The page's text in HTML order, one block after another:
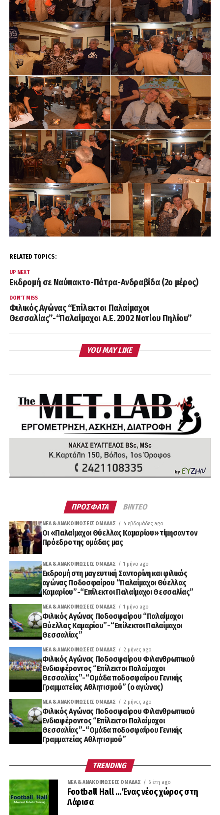
RELATED TOPICS:
UP NEXT
Εκδρομή σε Ναύπακτο-Πάτρα-Ανδραβίδα (2ο μέρος)
DON'T MISS
Φιλικός Αγώνας “Επίλεκτοι Παλαίμαχοι
Θεσσαλίας”-“Παλαίμαχοι Α.Ε. 2002 Νοτίου Πηλίου”
YOU MAY LIKE
ΠΡΟΣΦΑΤΑ ΒΙΝΤΕΟ
ΝΈΑ & ΑΝΑΚΟΙΝΏΣΕΙΣ ΟΜΆΔΑΣ 4 εβδομάδες ago
Οι «Παλαίμαχοι Θύελλας Καμαρίου» τίμησαν τον
Πρόεδρο της ομάδας μας
ΝΈΑ & ΑΝΑΚΟΙΝΏΣΕΙΣ ΟΜΆΔΑΣ 1 μήνα ago
Εκδρομή στη μαγευτική Σαντορίνη και φιλικός
αγώνας Ποδοσφαίρου “Παλαίμαχοι Θύελλας
Καμαρίου”-“Επίλεκτοι Παλαίμαχοι Θεσσαλίας”
ΝΈΑ & ΑΝΑΚΟΙΝΏΣΕΙΣ ΟΜΆΔΑΣ 1 μήνα ago
Φιλικός Αγώνας Ποδοσφαίρου “Παλαίμαχοι
Θύελλας Καμαρίου”-“Επίλεκτοι Παλαίμαχοι
Θεσσαλίας”
ΝΈΑ & ΑΝΑΚΟΙΝΏΣΕΙΣ ΟΜΆΔΑΣ 2 μήνες ago
Φιλικός Αγώνας Ποδοσφαίρου Φιλανθρωπικού
Ενδιαφέροντος “Επίλεκτοι Παλαίμαχοι
Θεσσαλίας”-“Ομάδα ποδοσφαίρου Γενικής
Γραμματείας Αθλητισμού” (ο αγώνας)
ΝΈΑ & ΑΝΑΚΟΙΝΏΣΕΙΣ ΟΜΆΔΑΣ 2 μήνες ago
Φιλικός Αγώνας Ποδοσφαίρου Φιλανθρωπικού
Ενδιαφέροντος “Επίλεκτοι Παλαίμαχοι
Θεσσαλίας”-“Ομάδα ποδοσφαίρου Γενικής
Γραμματείας Αθλητισμού”
TRENDING
ΝΈΑ & ΑΝΑΚΟΙΝΏΣΕΙΣ ΟΜΆΔΑΣ 6 έτη ago
Football Hall …Ένας νέος χώρος στη
Λάρισα